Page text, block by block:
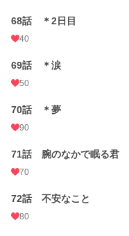
68話 ＊2日目
40
69話 ＊涙
50
70話 ＊夢
90
71話 腕のなかで眠る君
70
72話 不安なこと
80